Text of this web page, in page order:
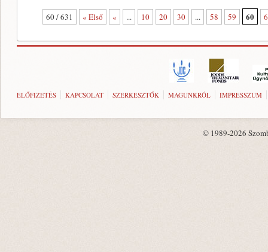
60 / 631 « Első « ... 10 20 30 ... 58 59 60
ELŐFIZETÉS KAPCSOLAT SZERKESZTŐK MAGUNKRÓL IMPRESSZUM
© 1989-2026